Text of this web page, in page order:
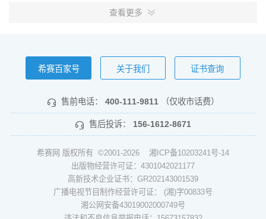
查看更多
希赛百家号 关于我们 证书查询
售前电话： 400-111-9811 （仅收市话费）
售后投诉： 156-1612-8671
希赛网 版权所有 ©2001-2026 湘ICP备10203241号-14
出版物经营许可证：4301042021177
高新技术企业证书：GR202143001539
广播电视节目制作经营许可证： (湘)字00833号
湘公网安备43019002000749号